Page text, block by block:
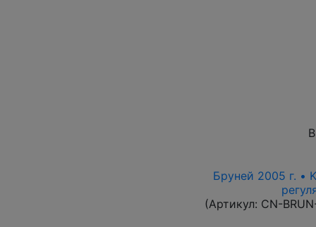
Бруней 2005 г. •
(Артикул: CN-